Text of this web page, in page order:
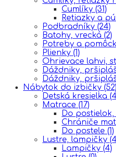
Cumlíky (31)
Retiazky a
Podbradníky (24)
Batohy, vrecká (2)
Potreby a
Plienky (1)
Ohrievace lahvi,
Dáždniky,
Dáždniky,
Nábytok do izbičky (52)
Detská kresielka
Matrace (17)
Do
Chrániče
Do postele (1)
Lustre, lampičky
Lampičky (4)